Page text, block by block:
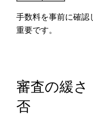
手数料を事前に確認
重要です。
審査の緩さ
否